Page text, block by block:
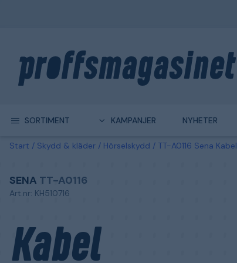
SORTIMENT KAMPANJER NYHETER
Start Skydd & kläder Hörselskydd TT-A0116 Sena Kabel
SENA TT-A0116
Art.nr: KH510716
Kabel